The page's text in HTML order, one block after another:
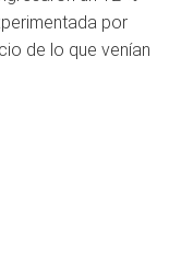
por
de lo que venían